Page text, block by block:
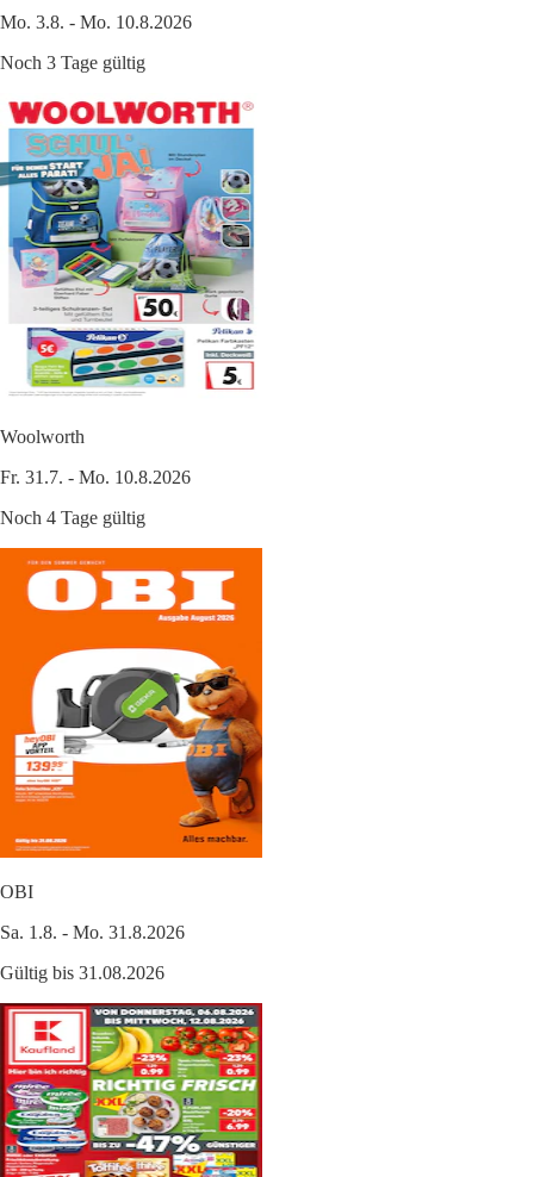
Mo. 3.8. - Mo. 10.8.2026
Noch 3 Tage gültig
Woolworth
Fr. 31.7. - Mo. 10.8.2026
Noch 4 Tage gültig
OBI
Sa. 1.8. - Mo. 31.8.2026
Gültig bis 31.08.2026